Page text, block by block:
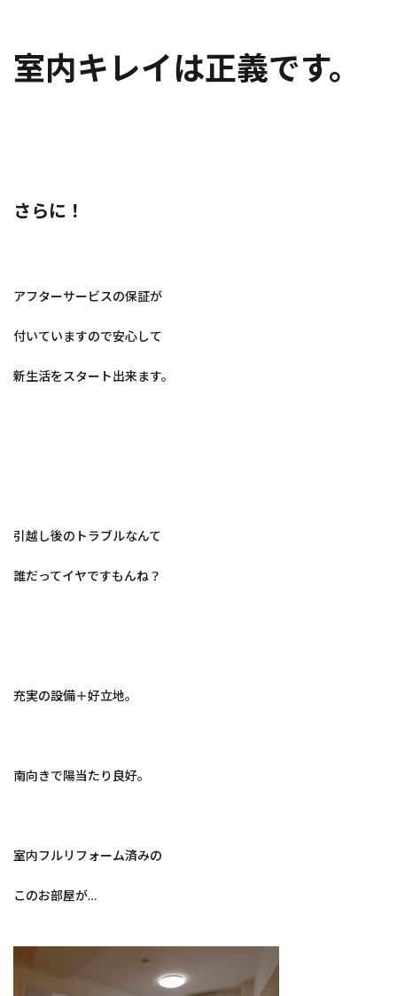
室内キレイは正義です。
さらに！
アフターサービスの保証が
付いていますので安心して
新生活をスタート出来ます。
引越し後のトラブルなんて
誰だってイヤですもんね？
充実の設備＋好立地。
南向きで陽当たり良好。
室内フルリフォーム済みの
このお部屋が…